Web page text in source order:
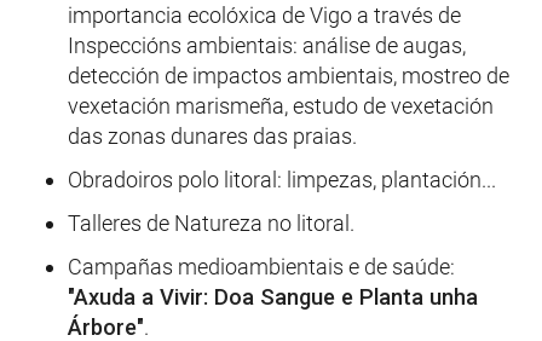
importancia ecolóxica de Vigo a través de
Inspeccións ambientais: análise de augas,
detección de impactos ambientais, mostreo de
vexetación marismeña, estudo de vexetación
das zonas dunares das praias.
Obradoiros polo litoral: limpezas, plantación...
Talleres de Natureza no litoral.
Campañas medioambientais e de saúde:
"Axuda a Vivir: Doa Sangue e Planta unha
Árbore".